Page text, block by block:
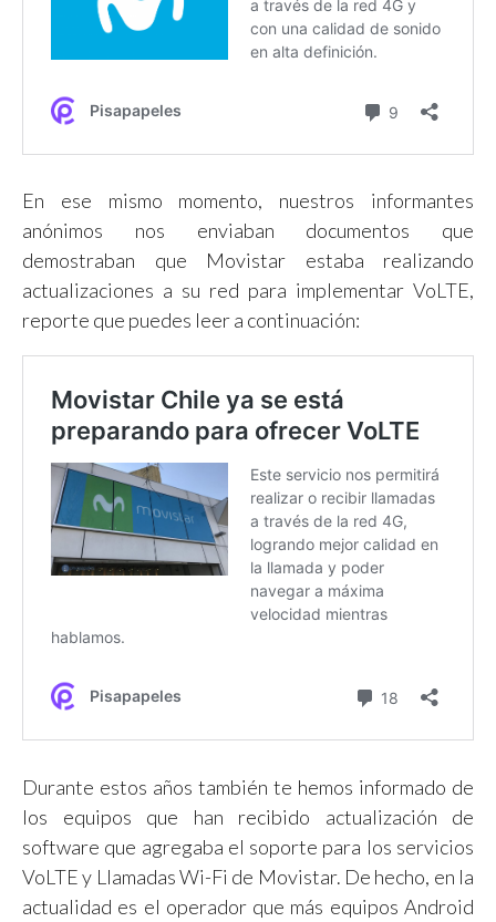
En ese mismo momento, nuestros informantes
anónimos nos enviaban documentos que
demostraban que Movistar estaba realizando
actualizaciones a su red para implementar VoLTE,
reporte que puedes leer a continuación:
Durante estos años también te hemos informado de
los equipos que han recibido actualización de
software que agregaba el soporte para los servicios
VoLTE y Llamadas Wi-Fi de Movistar. De hecho, en la
actualidad es el operador que más equipos Android